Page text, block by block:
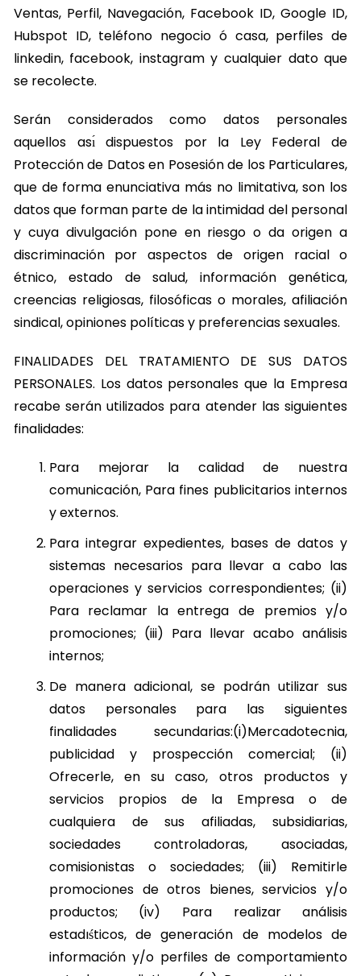
Ventas, Perfil, Navegación, Facebook ID, Google ID,
Hubspot ID, teléfono negocio ó casa, perfiles de
linkedin, facebook, instagram y cualquier dato que
se recolecte.
Serán considerados como datos personales
aquellos ası́ dispuestos por la Ley Federal de
Protección de Datos en Posesión de los Particulares,
que de forma enunciativa más no limitativa, son los
datos que forman parte de la intimidad del personal
y cuya divulgación pone en riesgo o da origen a
discriminación por aspectos de origen racial o
étnico, estado de salud, información genética,
creencias religiosas, filosóficas o morales, afiliación
sindical, opiniones políticas y preferencias sexuales.
FINALIDADES DEL TRATAMIENTO DE SUS DATOS
PERSONALES. Los datos personales que la Empresa
recabe serán utilizados para atender las siguientes
finalidades:
Para mejorar la calidad de nuestra
comunicación, Para fines publicitarios internos
y externos.
Para integrar expedientes, bases de datos y
sistemas necesarios para llevar a cabo las
operaciones y servicios correspondientes; (ii)
Para reclamar la entrega de premios y/o
promociones; (iii) Para llevar acabo análisis
internos;
De manera adicional, se podrán utilizar sus
datos personales para las siguientes
finalidades secundarias:(i)Mercadotecnia,
publicidad y prospección comercial; (ii)
Ofrecerle, en su caso, otros productos y
servicios propios de la Empresa o de
cualquiera de sus afiliadas, subsidiarias,
sociedades controladoras, asociadas,
comisionistas o sociedades; (iii) Remitirle
promociones de otros bienes, servicios y/o
productos; (iv) Para realizar análisis
estadıśticos, de generación de modelos de
información y/o perfiles de comportamiento